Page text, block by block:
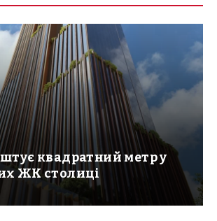
квадратний метр у
ЖК столиці